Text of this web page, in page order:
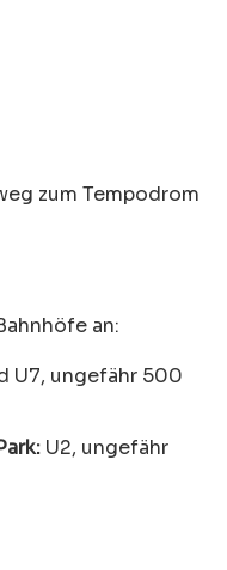
zum Tempodrom
an:
U7, ungefähr 500
U2, ungefähr